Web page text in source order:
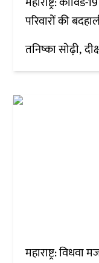
परिवारों की
तनिष्का सोढ़ी
महाराष्ट्र: